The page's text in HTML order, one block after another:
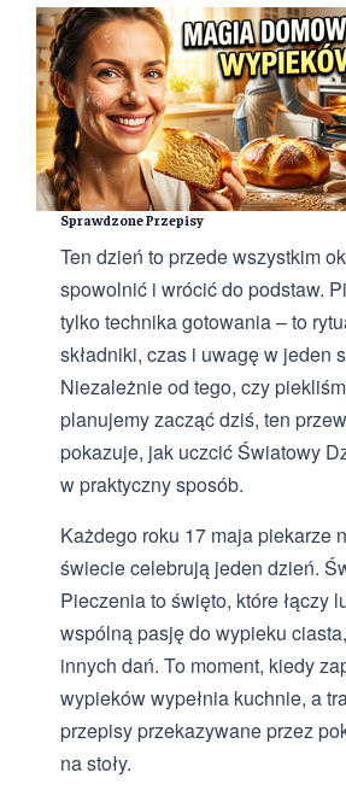
Sprawdzone Przepisy
Ten dzień to przede wszystkim
spowolnić i wrócić do podstaw.
tylko technika gotowania – to
składniki, czas i uwagę w jeden
Niezależnie od tego, czy
planujemy zacząć dziś, ten
pokazuje, jak uczcić Światowy
w praktyczny sposób.
Każdego roku 17 maja piekarze
świecie celebrują jeden dzień.
Pieczenia to święto, które łączy
wspólną pasję do wypieku
innych dań. To moment, kiedy
wypieków wypełnia kuchnie, a
przepisy przekazywane przez
na stoły.